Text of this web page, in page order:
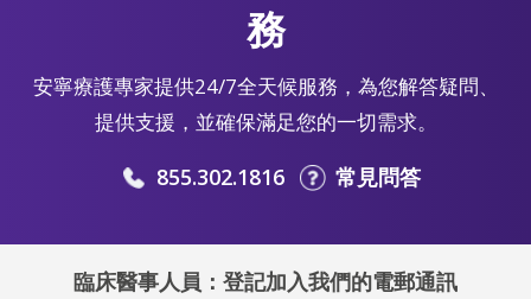
務
安寧療護專家提供24/7全天候服務，為您解答疑問、
提供支援，並確保滿足您的一切需求。
855.302.1816 常見問答
臨床醫事人員：登記加入我們的電郵通訊